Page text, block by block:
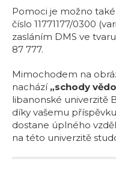
Pomoci je možno
číslo 11771177/0300
zasláním DMS ve
87 777.
Mimochodem na
nachází „schody
libanonské univerzitě
díky vašemu
dostane úplného
na této univerzitě